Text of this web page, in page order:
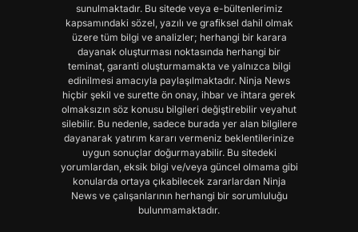
sunulmaktadır. Bu sitede veya e-bültenlerimiz
kapsamındaki sözel, yazılı ve grafiksel dahil olmak
üzere tüm bilgi ve analizler; herhangi bir karara
dayanak oluşturması noktasında herhangi bir
teminat, garanti oluşturmamakta ve yalnızca bilgi
edinilmesi amacıyla paylaşılmaktadır. Ninja News
hiçbir şekil ve surette ön onay, ihbar ve ihtara gerek
olmaksızın söz konusu bilgileri değiştirebilir veyahut
silebilir. Bu nedenle, sadece burada yer alan bilgilere
dayanarak yatırım kararı vermeniz beklentilerinize
uygun sonuçlar doğurmayabilir. Bu sitedeki
yorumlardan, eksik bilgi ve/veya güncel olmama gibi
konularda ortaya çıkabilecek zararlardan Ninja
News ve çalışanlarının herhangi bir sorumluluğu
bulunmamaktadır.